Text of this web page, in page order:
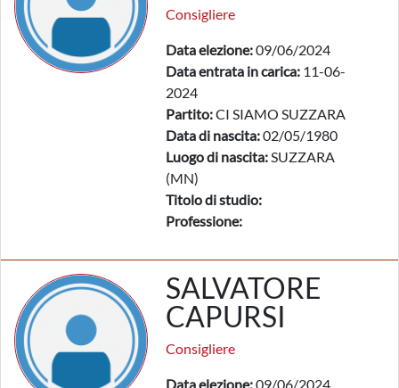
Consigliere
Data elezione:09/06/2024
Data entrata in carica: 11-06-
2024
Partito:CI SIAMO SUZZARA
Data di nascita:02/05/1980
Luogo di nascita:SUZZARA
(MN)
Titolo di studio:
Professione:
SALVATORE
CAPURSI
Consigliere
Data elezione:09/06/2024